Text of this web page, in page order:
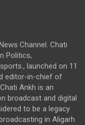
Channel. Chati
Politics,
launched on 11
editor-in-chief of
Ankh is an
broadcast and digital
to be a legacy
in Aligarh